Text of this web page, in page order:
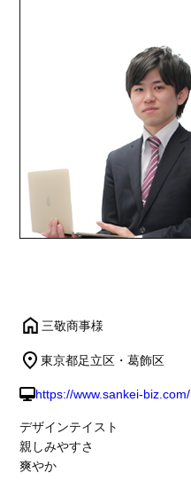
三敬商事様
東京都足立区・葛飾区
https://www.sankei-biz.com/
デザインテイスト
親しみやすさ
爽やか